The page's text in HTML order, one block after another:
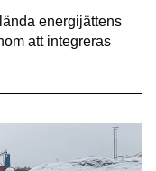
energijättens
att integreras